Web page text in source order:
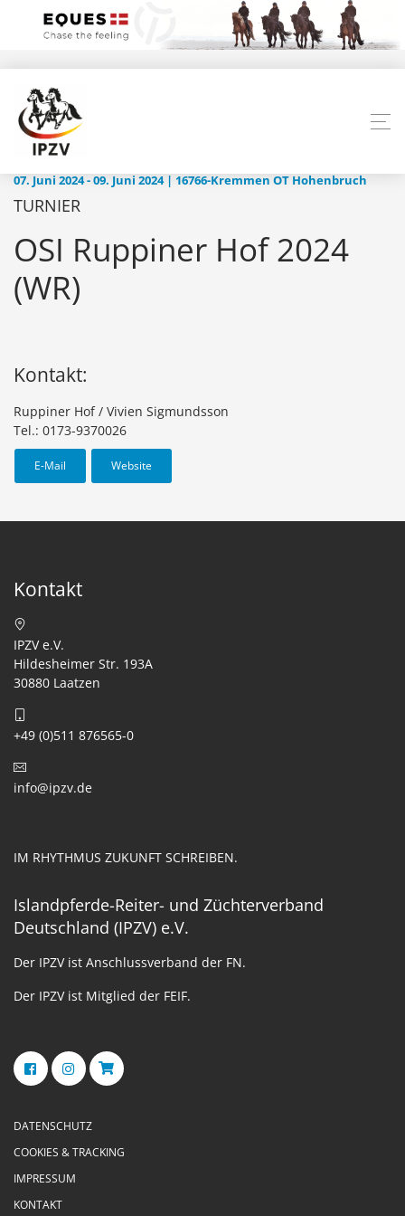
07. Juni 2024 - 09. Juni 2024 | 16766-Kremmen OT Hohenbruch
TURNIER
OSI Ruppiner Hof 2024
(WR)
Kontakt:
Ruppiner Hof / Vivien Sigmundsson
Tel.: 0173-9370026
E-Mail Website
Kontakt
IPZV e.V.
Hildesheimer Str. 193A
30880 Laatzen
+49 (0)511 876565-0
info@ipzv.de
IM RHYTHMUS ZUKUNFT SCHREIBEN.
Islandpferde-Reiter- und Züchterverband
Deutschland (IPZV) e.V.
Der IPZV ist Anschlussverband der FN.
Der IPZV ist Mitglied der FEIF.
DATENSCHUTZ
COOKIES & TRACKING
IMPRESSUM
KONTAKT